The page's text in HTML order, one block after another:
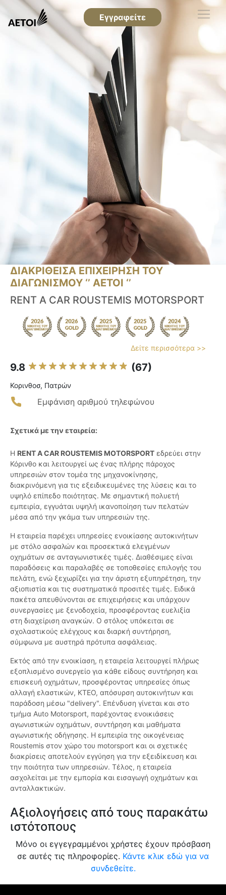
Εγγραφείτε
ΔΙΑΚΡΙΘΕΙΣΑ ΕΠΙΧΕΙΡΗΣΗ ΤΟΥ
ΔΙΑΓΩΝΙΣΜΟΥ ‘’ ΑΕΤΟΙ ‘’
RENT A CAR ROUSTEMIS MOTORSPORT
Δείτε περισσότερα >>
9.8 (67)
Κορινθοσ, Πατρών
Εμφάνιση αριθμού τηλεφώνου
Σχετικά με την εταιρεία:
Η RENT A CAR ROUSTEMIS MOTORSPORT εδρεύει στην
Κόρινθο και λειτουργεί ως ένας πλήρης πάροχος
υπηρεσιών στον τομέα της μηχανοκίνησης,
διακρινόμενη για τις εξειδικευμένες της λύσεις και το
υψηλό επίπεδο ποιότητας. Με σημαντική πολυετή
εμπειρία, εγγυάται υψηλή ικανοποίηση των πελατών
μέσα από την γκάμα των υπηρεσιών της.
Η εταιρεία παρέχει υπηρεσίες ενοικίασης αυτοκινήτων
με στόλο ασφαλών και προσεκτικά ελεγμένων
οχημάτων σε ανταγωνιστικές τιμές. Διαθέσιμες είναι
παραδόσεις και παραλαβές σε τοποθεσίες επιλογής του
πελάτη, ενώ ξεχωρίζει για την άριστη εξυπηρέτηση, την
αξιοπιστία και τις συστηματικά προσιτές τιμές. Ειδικά
πακέτα απευθύνονται σε επιχειρήσεις και υπάρχουν
συνεργασίες με ξενοδοχεία, προσφέροντας ευελιξία
στη διαχείριση αναγκών. Ο στόλος υπόκειται σε
σχολαστικούς ελέγχους και διαρκή συντήρηση,
σύμφωνα με αυστηρά πρότυπα ασφάλειας.
Εκτός από την ενοικίαση, η εταιρεία λειτουργεί πλήρως
εξοπλισμένο συνεργείο για κάθε είδους συντήρηση και
επισκευή οχημάτων, προσφέροντας υπηρεσίες όπως
αλλαγή ελαστικών, ΚΤΕΟ, απόσυρση αυτοκινήτων και
παράδοση μέσω "delivery". Επένδυση γίνεται και στο
τμήμα Auto Motorsport, παρέχοντας ενοικιάσεις
αγωνιστικών οχημάτων, συντήρηση και μαθήματα
αγωνιστικής οδήγησης. Η εμπειρία της οικογένειας
Roustemis στον χώρο του motorsport και οι σχετικές
διακρίσεις αποτελούν εγγύηση για την εξειδίκευση και
την ποιότητα των υπηρεσιών. Τέλος, η εταιρεία
ασχολείται με την εμπορία και εισαγωγή οχημάτων και
ανταλλακτικών.
Αξιολογήσεις από τους παρακάτω
ιστότοπους
Μόνο οι εγγεγραμμένοι χρήστες έχουν πρόσβαση
σε αυτές τις πληροφορίες. Κάντε κλικ εδώ για να
συνδεθείτε.